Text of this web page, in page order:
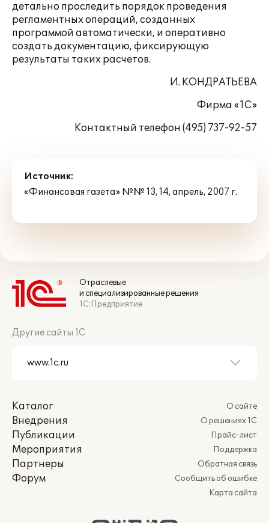
детально проследить порядок проведения
регламентных операций, созданных
программой автоматически, и оперативно
создать документацию, фиксирующую
результаты таких расчетов.
И. КОНДРАТЬЕВА
Фирма «1С»
Контактный телефон (495) 737-92-57
Источник:
«Финансовая газета» №№ 13, 14, апрель, 2007 г.
Отраслевые
и специализированные решения
1С:Предприятие
Другие сайты 1С
Каталог
Внедрения
Публикации
Мероприятия
Партнеры
Форум
О сайте
О решениях 1С
Прайс-лист
Поддержка
Обратная связь
Сообщить об ошибке
Карта сайта